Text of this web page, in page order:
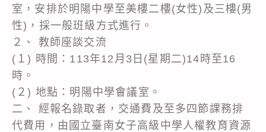
室，安排於明陽中學至美樓二樓(女性)及三樓(男
性)，採一般班級方式進行。
２、 教師座談交流
(１) 時間：113年12月3日(星期二)14時至16
時。
(２) 地點：明陽中學會議室。
二、 經報名錄取者，交通費及至多四節課務排
代費用，由國立臺南女子高級中學人權教育資源